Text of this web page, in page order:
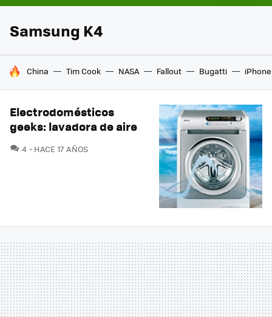
Samsung K4
HOY SE HABLA DE
China Tim Cook NASA Fallout Bugatti iPhone
Electrodomésticos
geeks: lavadora de aire
4 COMENTARIOS
HACE 17 AÑOS